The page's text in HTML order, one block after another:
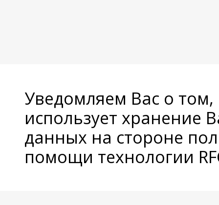
Уведомляем Вас о
использует хранение
данных на стороне
помощи технологии